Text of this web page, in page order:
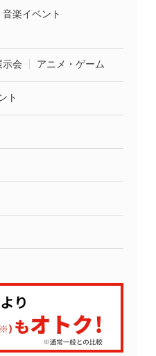
楽イベント
示会 アニメ・ゲーム
ト